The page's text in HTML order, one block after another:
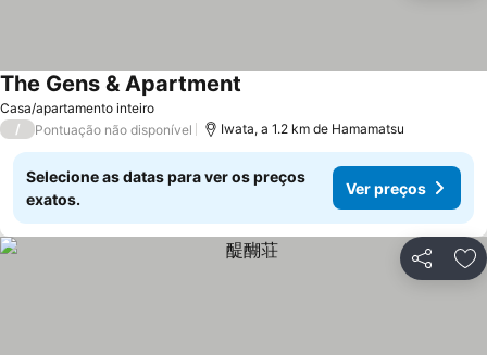
Casa/apartamento inteiro
The Gens & Apartment
/ Pontuação não disponível Iwata, a 1.2 km de Hamamatsu
Selecione as datas para ver os preços
exatos.
Ver preços
Partilhar